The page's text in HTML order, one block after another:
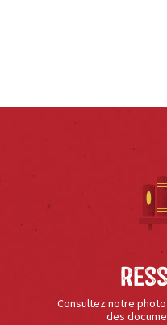
Consultez notre
des